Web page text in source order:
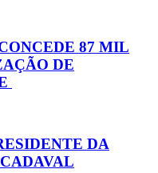
87 MIL
DE
DA